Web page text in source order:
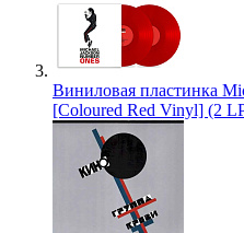
Виниловая пластинка
[Coloured Red Vinyl] (2